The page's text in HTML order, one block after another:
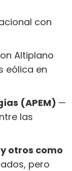
con
Altiplano
eólica en
(APEM) —
las
otros como
pero